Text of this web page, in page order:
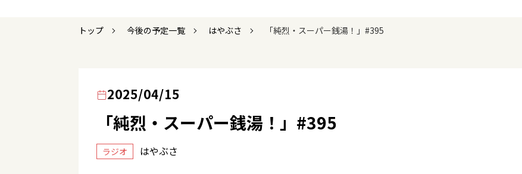
トップ 今後の予定一覧 はやぶさ 「純烈・スーパー銭湯！」#395
2025/04/15
「純烈・スーパー銭湯！」#395
ラジオ はやぶさ